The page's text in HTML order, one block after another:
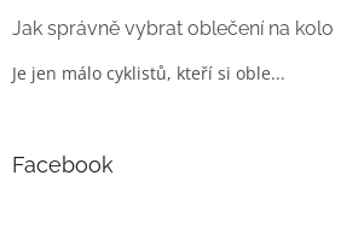
Jak správně vybrat oblečení na kolo
Je jen málo cyklistů, kteří si oble...
Facebook